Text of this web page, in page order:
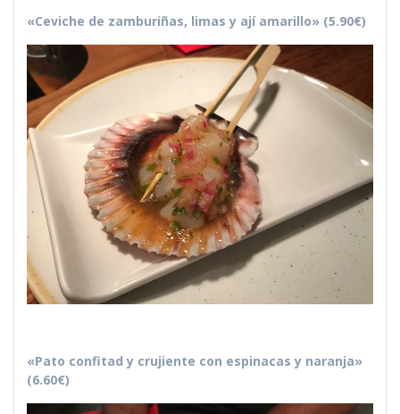
«Ceviche de zamburiñas, limas y ají amarillo» (5.90€)
«Pato confitad y crujiente con espinacas y naranja»
(6.60€)